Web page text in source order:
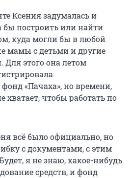
Ксения задумалась и
бы построить или найти
куда могли бы в любой
мамы с детьми и другие
этого она летом
«Пачаха», но времени,
хватает, чтобы работать по
всё было официально, но
с документами, с этим
я не знаю, какое-нибудь
средств, и фонд